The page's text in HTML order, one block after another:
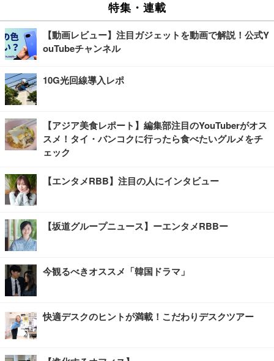
特集・連載
【動画レビュー】注目ガジェットを動画で解説！公式Y
ouTubeチャンネル
10G光回線導入レポ
【アジア美食レポート】編集部注目のYouTuberがオス
スメ！タイ・バンコクに行ったら食べたいグルメをチ
ェック
【エンタメRBB】注目の人にインタビュー
【坂道グループニュース】ーエンタメRBBー
今観るべきオススメ「韓国ドラマ」
快適デスクのヒントが満載！こだわりデスクツアー